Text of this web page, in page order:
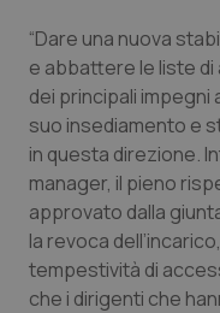
Emilia-
Friuli Venezia
Lazio
Liguria
Lombardia
Colesterolo &
Dermatite
Diabete &
Disturbi
Dolore
“Dare una nuova
e abbattere le liste di
dei principali impegni
suo insediamento e
in questa direzione.
manager, il pieno
approvato dalla
la revoca
tempestività di
che i dirigenti che